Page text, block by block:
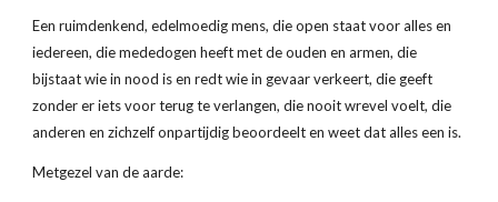
Een ruimdenkend, edelmoedig mens, die open staat voor alles en
iedereen, die mededogen heeft met de ouden en armen, die
bijstaat wie in nood is en redt wie in gevaar verkeert, die geeft
zonder er iets voor terug te verlangen, die nooit wrevel voelt, die
anderen en zichzelf onpartijdig beoordeelt en weet dat alles een is.
Metgezel van de aarde: